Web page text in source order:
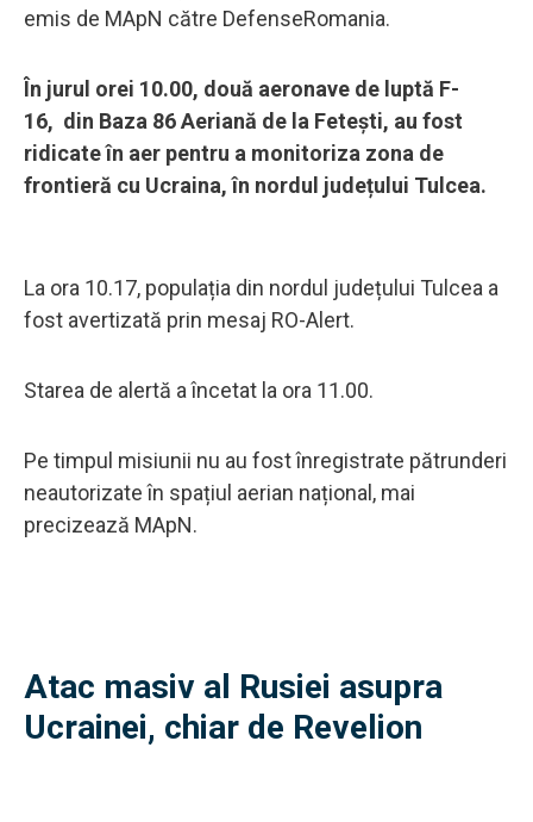
emis de MApN către DefenseRomania.
În jurul orei 10.00, două aeronave de luptă F-
16, din Baza 86 Aeriană de la Fetești, au fost
ridicate în aer pentru a monitoriza zona de
frontieră cu Ucraina, în nordul județului Tulcea.
La ora 10.17, populația din nordul județului Tulcea a
fost avertizată prin mesaj RO-Alert.
Starea de alertă a încetat la ora 11.00.
Pe timpul misiunii nu au fost înregistrate pătrunderi
neautorizate în spațiul aerian național, mai
precizează MApN.
Atac masiv al Rusiei asupra
Ucrainei, chiar de Revelion